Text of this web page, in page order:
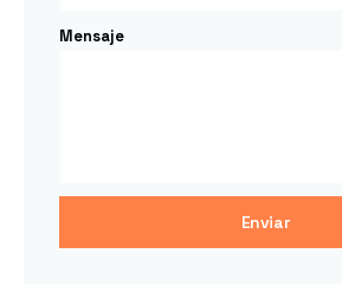
Mensaje
Enviar